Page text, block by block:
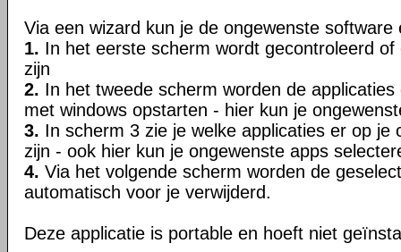
Via een wizard kun je de ongewenste software
1. In het eerste scherm wordt gecontroleerd
zijn
2. In het tweede scherm worden de
met windows opstarten - hier kun je
3. In scherm 3 zie je welke applicaties er op je
zijn - ook hier kun je ongewenste apps
4. Via het volgende scherm worden de
automatisch voor je verwijderd.
Deze applicatie is portable en hoeft niet